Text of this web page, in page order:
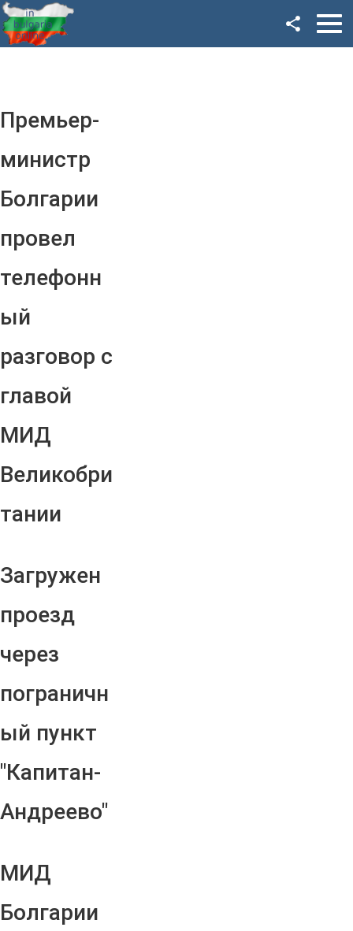
Премьер-
министр
Болгарии
провел
телефонн
ый
разговор с
главой
МИД
Великобри
тании
Загружен
проезд
через
пограничн
ый пункт
"Капитан-
Андреево"
МИД
Болгарии